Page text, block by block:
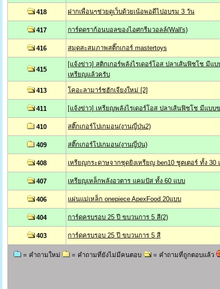
418 ฝากเพื่อนๆช่วยดูเว็บด้วยเน้อพอดีไปอบรม 3 วัน
417 การ์ดดราก้อนบอลของไอศกรีมวอลล์(Wall's)
416 สมุดสะสมภาพสติ๊กเกอร์ mastertoys
415
[แจ้งข่าว] สติกเกอร์พลังไรเดอร์โอส ปลาเส้นฟิชโช มีแ
เหรียญแล้วครับ
413 โคอะลามาร์ชฮักเจียงใหม่ [2]
411 [แจ้งข่าว] เหรียญพลังไรเดอร์โอส ปลาเส้นฟิชโช มีแบ
410 สติ๊กเกอร์โปเกมอน(งานญี่ปุ่น2)
409 สติ๊กเกอร์โปเกมอน(งานญี่ปุ่น)
408 เหรียญกระดาษจากชุดยิงเหรียญ ben10 ชูตเตอร์ ทั้ง 30
407 เหรียญเหล็กพลังอวตาร แคมปัส ทั้ง 60 แบบ
406 แผ่นแม่เหล็ก onepiece ApexFood 20แบบ
404 การ์ดครบรอบ 25 ปี ขบวนการ 5 สี(2)
403 การ์ดครบรอบ 25 ปี ขบวนการ 5 สี
= คำถามใหม่ = คำถามที่ยังไม่มีคนตอบ = คำถามที่ถูกตอบแล้ว